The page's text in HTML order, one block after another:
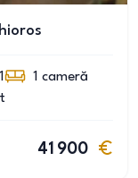
1 cameră
41 900